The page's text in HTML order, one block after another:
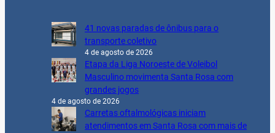
41 novas paradas de ônibus para o
transporte coletivo
4 de agosto de 2026
Etapa da Liga Noroeste de Voleibol
Masculino movimenta Santa Rosa com
grandes jogos
4 de agosto de 2026
Carretas oftalmológicas iniciam
atendimentos em Santa Rosa com mais de